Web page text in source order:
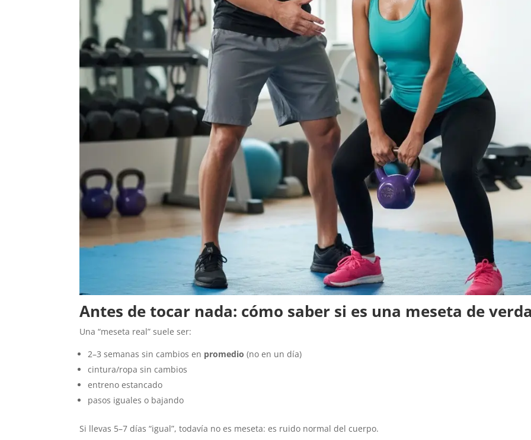
Antes de tocar nada: cómo saber si es una meseta de
Una “meseta real” suele ser:
2–3 semanas sin cambios en promedio (no en un día)
cintura/ropa sin cambios
entreno estancado
pasos iguales o bajando
Si llevas 5–7 días “igual”, todavía no es meseta: es ruido normal del cuerpo.